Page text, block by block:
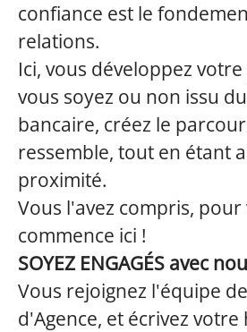
confiance est le
relations.
Ici, vous développez
vous soyez ou non issu
bancaire, créez le
ressemble, tout en étant
proximité.
Vous l'avez compris,
commence ici !
SOYEZ ENGAGÉS avec
Vous rejoignez l'équipe
d'Agence, et écrivez